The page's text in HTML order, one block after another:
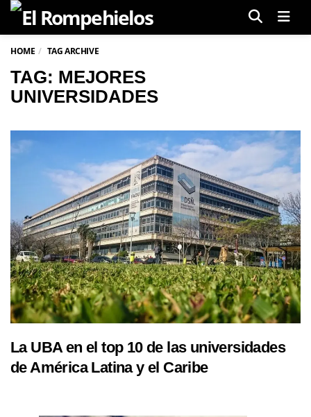
HOME TAG ARCHIVE
TAG: MEJORES
UNIVERSIDADES
La UBA en el top 10 de las universidades
de América Latina y el Caribe